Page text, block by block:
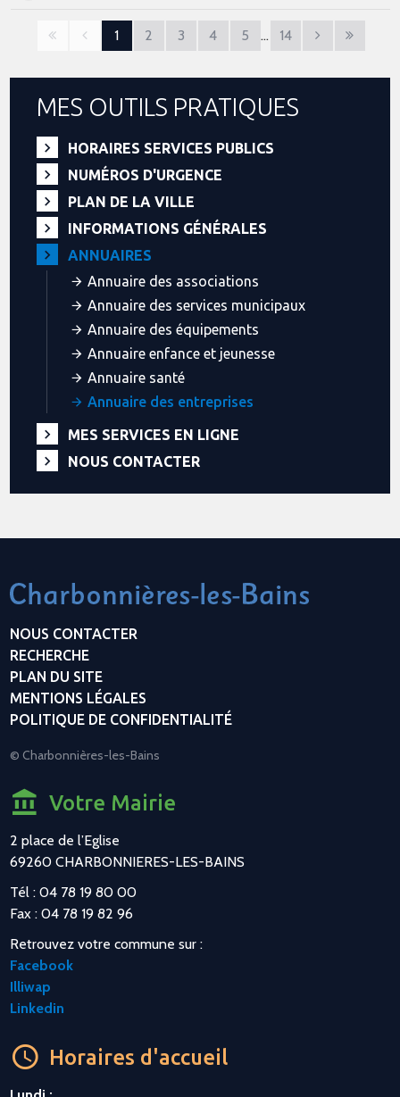
1 2 3 4 5 … 14
MES OUTILS PRATIQUES
HORAIRES SERVICES PUBLICS
NUMÉROS D'URGENCE
PLAN DE LA VILLE
INFORMATIONS GÉNÉRALES
ANNUAIRES
Annuaire des associations
Annuaire des services municipaux
Annuaire des équipements
Annuaire enfance et jeunesse
Annuaire santé
Annuaire des entreprises
MES SERVICES EN LIGNE
NOUS CONTACTER
NOUS CONTACTER
RECHERCHE
PLAN DU SITE
MENTIONS LÉGALES
POLITIQUE DE CONFIDENTIALITÉ
© Charbonnières-les-Bains
Votre Mairie
2 place de l’Eglise
69260 CHARBONNIERES-LES-BAINS
Tél : 04 78 19 80 00
Fax : 04 78 19 82 96
Retrouvez votre commune sur :
Facebook
Illiwap
Linkedin
Horaires d'accueil